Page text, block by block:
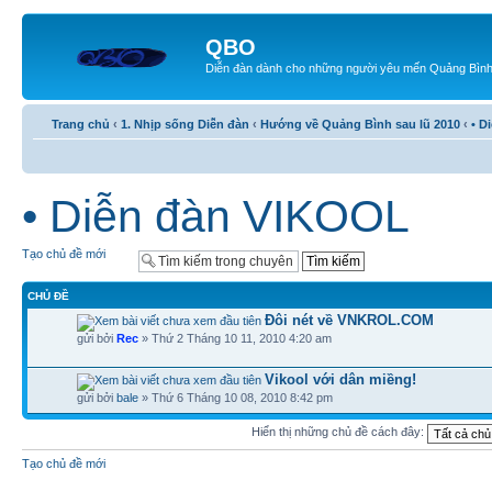
QBO
Diễn đàn dành cho những người yêu mến Quảng Bình
Trang chủ ‹ 1. Nhịp sống Diễn đàn ‹ Hướng về Quảng Bình sau lũ 2010 ‹ •
• Diễn đàn VIKOOL
Tạo chủ đề mới
CHỦ ĐỀ
Đôi nét về VNKROL.COM
gửi bởi Rec » Thứ 2 Tháng 10 11, 2010 4:20 am
Vikool với dân miềng!
gửi bởi bale » Thứ 6 Tháng 10 08, 2010 8:42 pm
Hiển thị những chủ đề cách đây:
Tạo chủ đề mới